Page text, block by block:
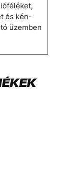
és kén-
üzemben